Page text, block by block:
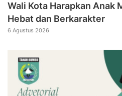
Wali Kota Harapkan Anak
Hebat dan Berkarakter
6 Agustus 2026